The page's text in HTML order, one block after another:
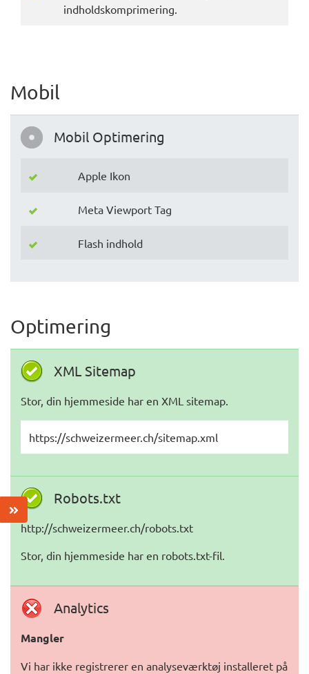
indholdskomprimering.
Mobil
Mobil Optimering
Apple Ikon
Meta Viewport Tag
Flash indhold
Optimering
XML Sitemap
Stor, din hjemmeside har en XML sitemap.
https://schweizermeer.ch/sitemap.xml
Robots.txt
http://schweizermeer.ch/robots.txt
Stor, din hjemmeside har en robots.txt-fil.
Analytics
Mangler
Vi har ikke registrerer en analyseværktøj installeret på